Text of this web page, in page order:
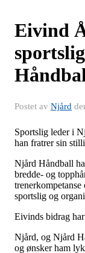
Eivind
Postet av Njård
Sportslig leder i
han fratrer sin
Njård Håndball
bredde- og
sportslig og
Eivinds bidrag
Njård, og Njård
og ønsker ham